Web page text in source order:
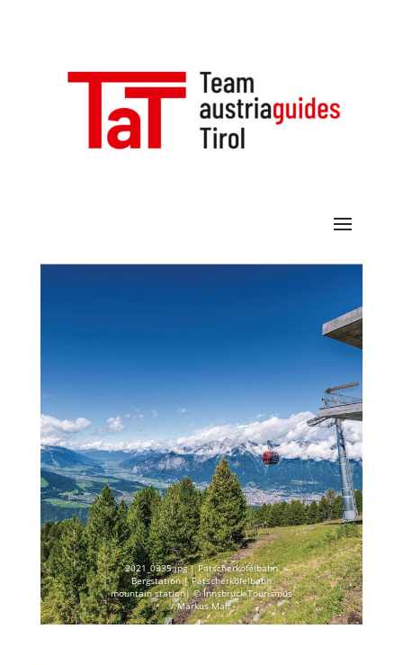
2021_0335.jpg | Patscherkofelbahn
Bergstation | Patscherkofelbahn
mountain station| © Innsbruck Tourismus
/ Markus Mair